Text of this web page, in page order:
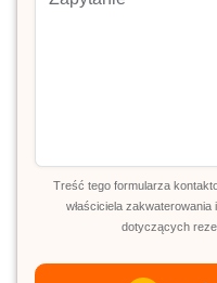
Treść tego formularza
właściciela zakwaterowania
dotyczących